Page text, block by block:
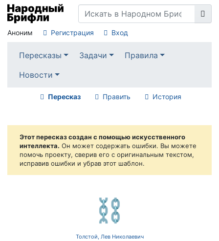
Аноним Регистрация Вход
Пересказы Задачи
Правила
Новости
Пересказ Править История
Этот пересказ создан с помощью искусственного
интеллекта. Он может содержать ошибки. Вы можете
помочь проекту, сверив его с оригинальным текстом,
исправив ошибки и убрав этот шаблон.
⛓️
Толстой, Лев Николаевич